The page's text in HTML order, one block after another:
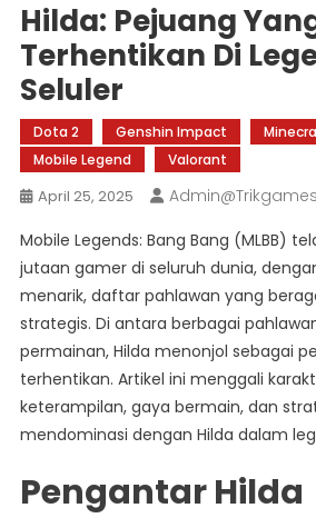
Hilda: Pejuang
Terhentikan Di
Seluler
Dota 2 Genshin Impact
Mobile Legend
Valorant
April 25, 2025
Mobile Legends: Bang Bang (MLBB)
jutaan gamer di seluruh dunia,
menarik, daftar pahlawan yang
strategis. Di antara berbagai
permainan, Hilda menonjol sebagai
terhentikan. Artikel ini menggali
keterampilan, gaya bermain, dan
mendominasi dengan Hilda dalam
Pengantar Hilda